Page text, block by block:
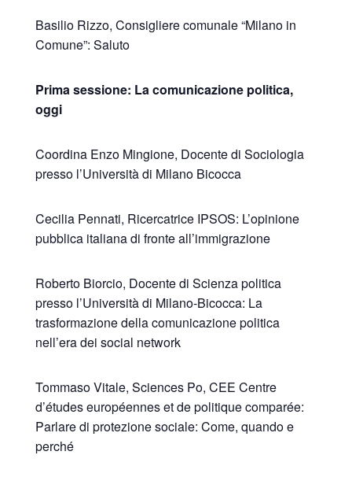
Basilio Rizzo, Consigliere comunale “Milano in
Comune”: Saluto
Prima sessione: La comunicazione politica,
oggi
Coordina Enzo Mingione, Docente di Sociologia
presso l’Università di Milano Bicocca
Cecilia Pennati, Ricercatrice IPSOS: L’opinione
pubblica italiana di fronte all’immigrazione
Roberto Biorcio, Docente di Scienza politica
presso l’Università di Milano-Bicocca: La
trasformazione della comunicazione politica
nell’era dei social network
Tommaso Vitale, Sciences Po, CEE Centre
d’études européennes et de politique comparée:
Parlare di protezione sociale: Come, quando e
perché